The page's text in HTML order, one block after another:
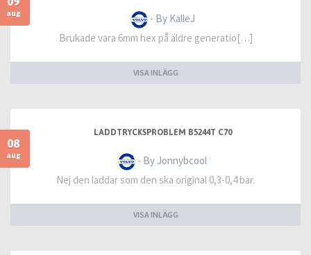
aug
- By KalleJ
Brukade vara 6mm hex på äldre generatio[…]
VISA INLÄGG
08
aug
LADDTRYCKSPROBLEM B5244T C70
- By Jonnybcool
Nej den laddar som den ska original 0,3-0,4 bar.
VISA INLÄGG